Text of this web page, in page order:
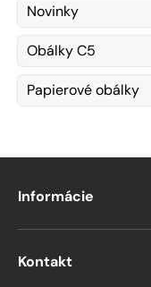
Novinky
Obálky C5
Papierové obálky
Informácie
Kontakt